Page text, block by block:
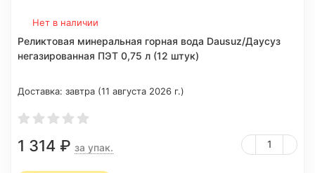
Нет в наличии
Реликтовая минеральная горная вода Dausuz/Даусуз
негазированная ПЭТ 0,75 л (12 штук)
Доставка: завтра (11 августа 2026 г.)
1 314 ₽ за упак.